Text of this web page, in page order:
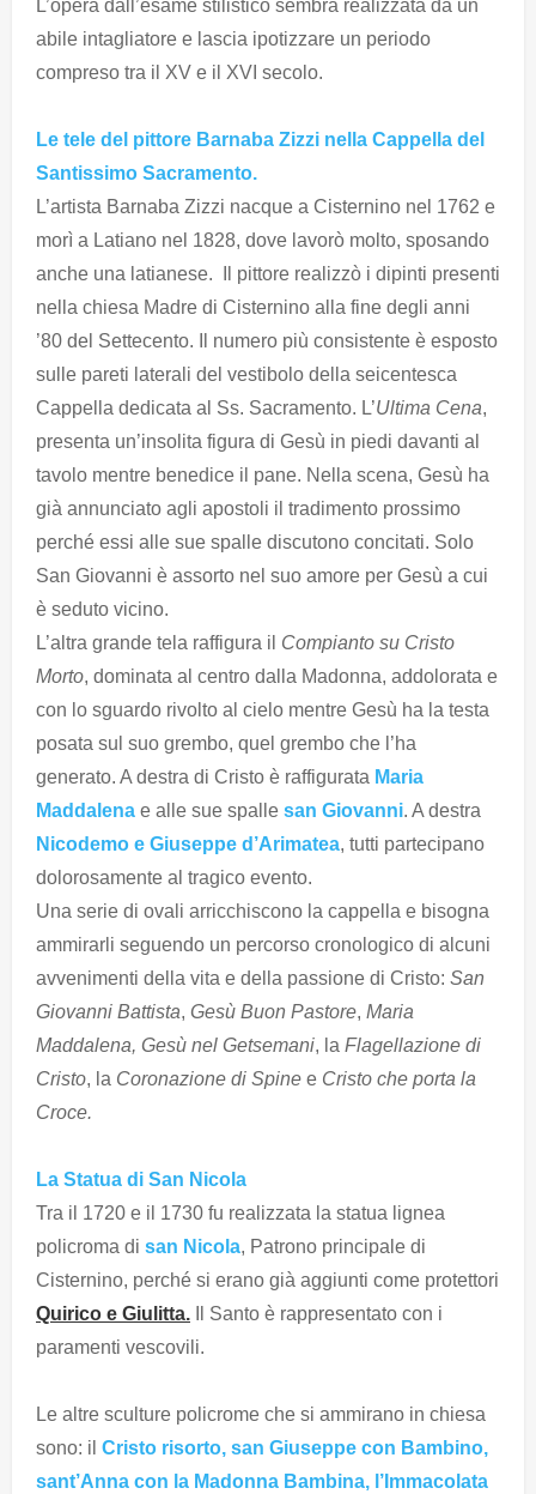
L’opera dall’esame stilistico sembra realizzata da un
abile intagliatore e lascia ipotizzare un periodo
compreso tra il XV e il XVI secolo.
Le tele del pittore Barnaba Zizzi nella Cappella del
Santissimo Sacramento.
L’artista Barnaba Zizzi nacque a Cisternino nel 1762 e
morì a Latiano nel 1828, dove lavorò molto, sposando
anche una latianese. Il pittore realizzò i dipinti presenti
nella chiesa Madre di Cisternino alla fine degli anni
’80 del Settecento. Il numero più consistente è esposto
sulle pareti laterali del vestibolo della seicentesca
Cappella dedicata al Ss. Sacramento. L’Ultima Cena,
presenta un’insolita figura di Gesù in piedi davanti al
tavolo mentre benedice il pane. Nella scena, Gesù ha
già annunciato agli apostoli il tradimento prossimo
perché essi alle sue spalle discutono concitati. Solo
San Giovanni è assorto nel suo amore per Gesù a cui
è seduto vicino.
L’altra grande tela raffigura il Compianto su Cristo
Morto, dominata al centro dalla Madonna, addolorata e
con lo sguardo rivolto al cielo mentre Gesù ha la testa
posata sul suo grembo, quel grembo che l’ha
generato. A destra di Cristo è raffigurata Maria
Maddalena e alle sue spalle san Giovanni. A destra
Nicodemo e Giuseppe d’Arimatea, tutti partecipano
dolorosamente al tragico evento.
Una serie di ovali arricchiscono la cappella e bisogna
ammirarli seguendo un percorso cronologico di alcuni
avvenimenti della vita e della passione di Cristo: San
Giovanni Battista, Gesù Buon Pastore, Maria
Maddalena, Gesù nel Getsemani, la Flagellazione di
Cristo, la Coronazione di Spine e Cristo che porta la
Croce.
La Statua di San Nicola
Tra il 1720 e il 1730 fu realizzata la statua lignea
policroma di san Nicola, Patrono principale di
Cisternino, perché si erano già aggiunti come protettori
Quirico e Giulitta. Il Santo è rappresentato con i
paramenti vescovili.
Le altre sculture policrome che si ammirano in chiesa
sono: il Cristo risorto, san Giuseppe con Bambino,
sant’Anna con la Madonna Bambina, l’Immacolata